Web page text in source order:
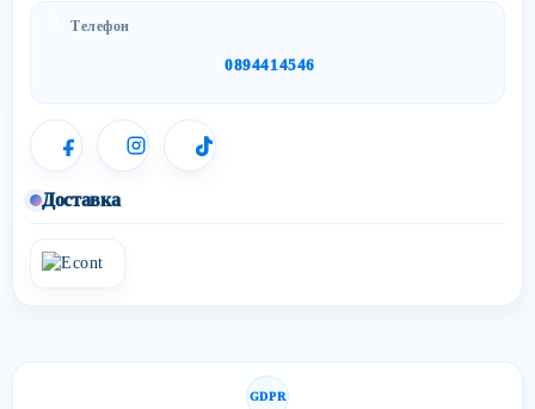
Телефон
0894414546
Доставка
GDPR